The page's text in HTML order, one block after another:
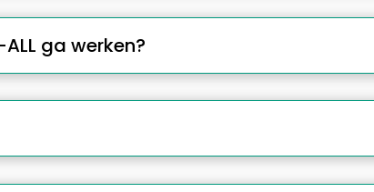
ga werken?